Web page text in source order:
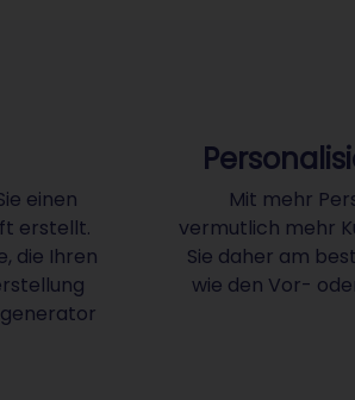
einen
erstellt.
die Ihren
Mit mehr
vermutlich mehr
Sie daher am
wie den Vor-